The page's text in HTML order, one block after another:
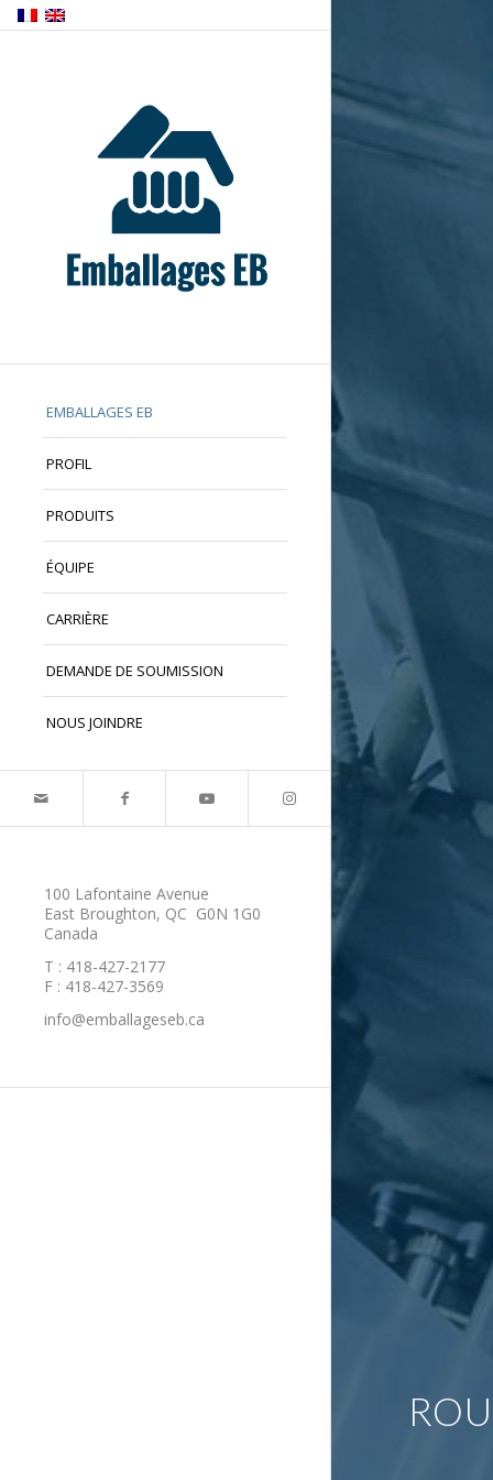
EMBALLAGES EB
PROFIL
PRODUITS
ÉQUIPE
CARRIÈRE
DEMANDE DE SOUMISSION
NOUS JOINDRE
100 Lafontaine Avenue
East Broughton, QC G0N 1G0
Canada
T : 418-427-2177
F : 418-427-3569
info@emballageseb.ca